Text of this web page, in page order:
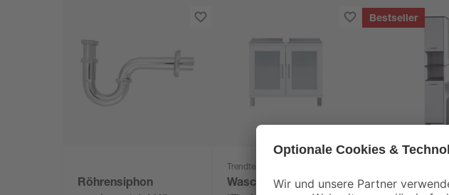
Röhrensiphon
Trendteam
Waschbeckenunterschrank
Bestseller
Hochschrank